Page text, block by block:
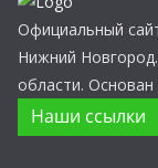
Официальный
Нижний
области. Основан
Наши ссылки